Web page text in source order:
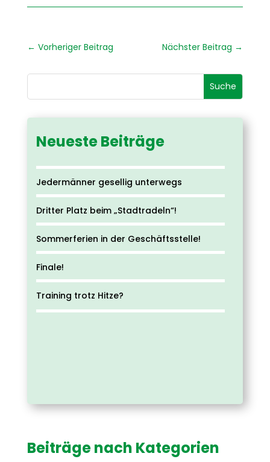
← Vorheriger Beitrag Nächster Beitrag →
Neueste Beiträge
Jedermänner gesellig unterwegs
Dritter Platz beim „Stadtradeln“!
Sommerferien in der Geschäftsstelle!
Finale!
Training trotz Hitze?
Beiträge nach Kategorien